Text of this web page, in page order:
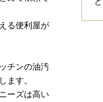
る便利屋が
チンの油汚
ます。
ーズは高い